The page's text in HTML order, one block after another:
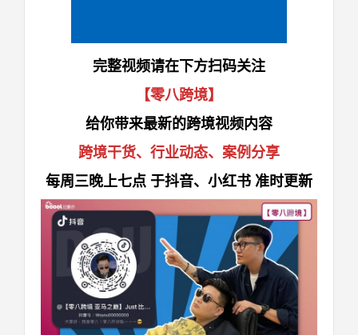
完整视频请在下方扫码关注
【零八跨境】
给你带来最新的跨境视频内容
跨境干货、 行业动态、 案例分享
每周三晚上七点 于抖音、小红书 准时更新